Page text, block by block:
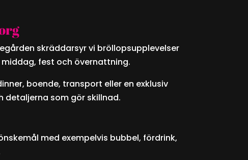
skräddarsyr vi bröllopsupplevelser
fest och övernattning.
boende, transport eller en exklusiv
detaljerna som gör skillnad.
med exempelvis bubbel, fördrink,